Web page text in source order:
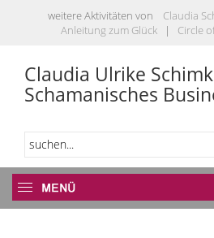
weitere Aktivitäten von Claudia
Anleitung zum Glück | Circle
Claudia Ulrike
Schamanisches